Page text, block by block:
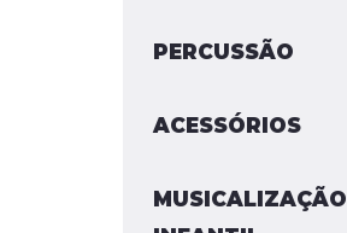
PERCUSSÃO
ACESSÓRIOS
MUSICALIZAÇÃO